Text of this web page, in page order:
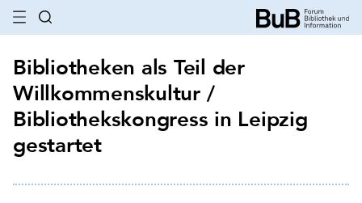
Bibliotheken als Teil der
Willkommenskultur /
Bibliothekskongress in Leipzig
gestartet